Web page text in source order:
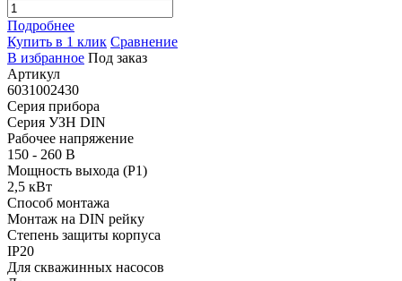
Подробнее
Купить в 1 клик Сравнение
В избранное Под заказ
Артикул
6031002430
Серия прибора
Серия УЗН DIN
Рабочее напряжение
150 - 260 В
Мощность выхода (P1)
2,5 кВт
Способ монтажа
Монтаж на DIN рейку
Степень защиты корпуса
IP20
Для скважинных насосов